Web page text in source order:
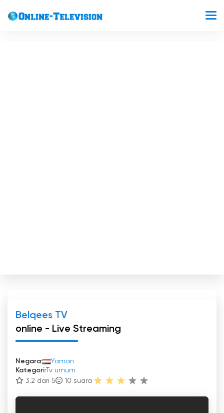
Belqees TV
online - Live Streaming
Negara:
Yaman
Kategori: Tv umum
3.2 dari 5
10 suara